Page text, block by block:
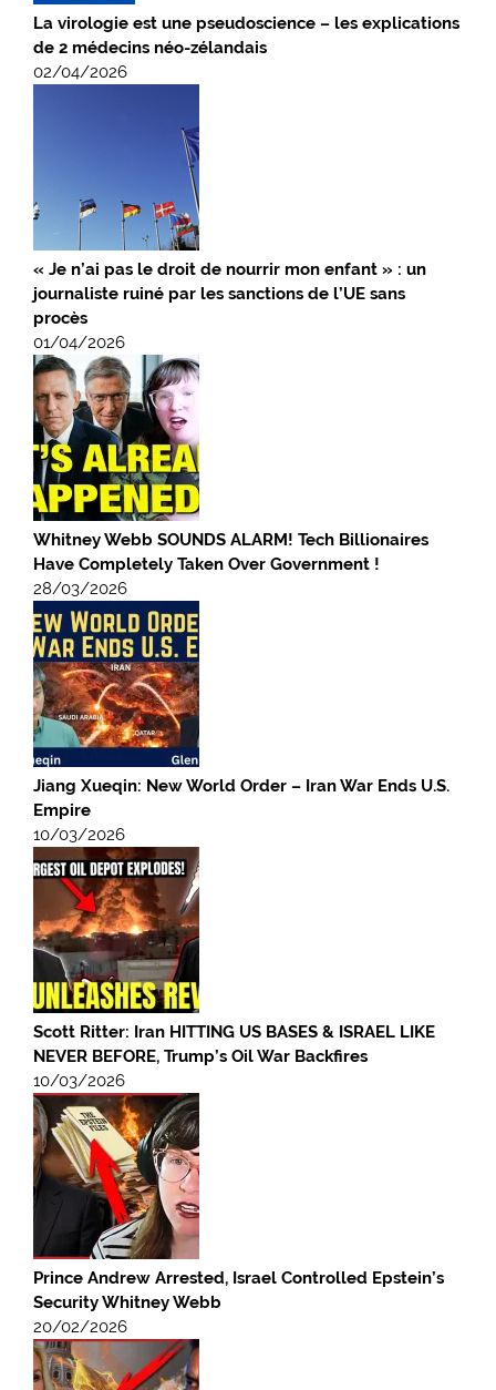
La virologie est une pseudoscience – les explications
de 2 médecins néo-zélandais
02/04/2026
« Je n’ai pas le droit de nourrir mon enfant » : un
journaliste ruiné par les sanctions de l’UE sans
procès
01/04/2026
Whitney Webb SOUNDS ALARM! Tech Billionaires
Have Completely Taken Over Government !
28/03/2026
Jiang Xueqin: New World Order – Iran War Ends U.S.
Empire
10/03/2026
Scott Ritter: Iran HITTING US BASES & ISRAEL LIKE
NEVER BEFORE, Trump’s Oil War Backfires
10/03/2026
Prince Andrew Arrested, Israel Controlled Epstein’s
Security Whitney Webb
20/02/2026